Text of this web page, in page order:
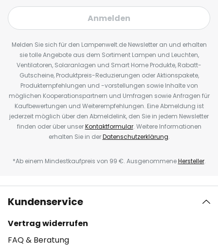
Anmelden
Melden Sie sich für den Lampenwelt.de Newsletter an und erhalten
sie tolle Angebote aus dem Sortiment Lampen und Leuchten,
Ventilatoren, Solaranlagen und Smart Home Produkte, Rabatt-
Gutscheine, Produktpreis-Reduzierungen oder Aktionspakete,
Produktempfehlungen und -vorstellungen sowie Inhalte von
möglichen Kooperationspartnern und Umfragen sowie Anfragen für
Kaufbewertungen und Weiterempfehlungen. Eine Abmeldung ist
jederzeit möglich über den Abmeldelink, den Sie in jedem Newsletter
finden oder über unserKontaktformular. Weitere Informationen
erhalten Sie in derDatenschutzerklärung.
*Ab einem Mindestkaufpreis von 99 €. AusgenommeneHersteller.
Kundenservice
Vertrag widerrufen
FAQ & Beratung